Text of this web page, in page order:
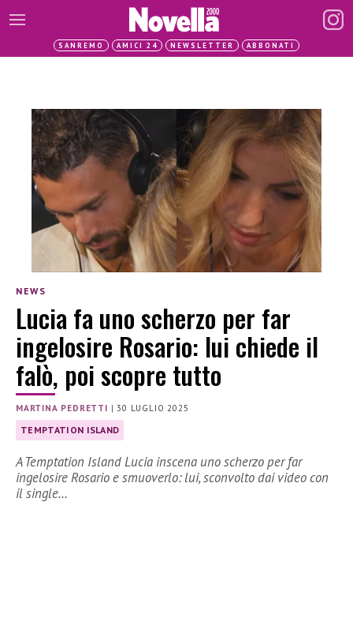
SANREMO AMICI 24 NEWSLETTER ABBONATI
NEWS
Lucia fa uno scherzo per far
ingelosire Rosario: lui chiede il
falò, poi scopre tutto
MARTINA PEDRETTI |30 LUGLIO 2025
TEMPTATION ISLAND
A Temptation Island Lucia inscena uno scherzo per far
ingelosire Rosario e smuoverlo: lui, sconvolto dai video con
il single…